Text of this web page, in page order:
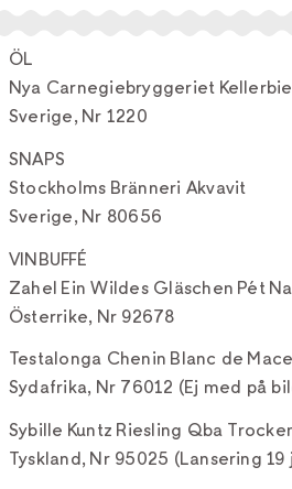
ÖL
Nya Carnegiebryggeriet
Sverige, Nr 1220
SNAPS
Stockholms Bränneri Akvavit
Sverige, Nr 80656
VINBUFFÉ
Zahel Ein Wildes Gläschen Pét
Österrike, Nr 92678
Testalonga Chenin Blanc de
Sydafrika, Nr 76012 (Ej med på
Sybille Kuntz Riesling Qba
Tyskland, Nr 95025 (Lansering 19